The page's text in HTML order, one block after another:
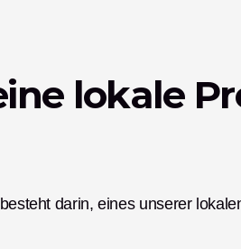
lokale
darin, eines unserer